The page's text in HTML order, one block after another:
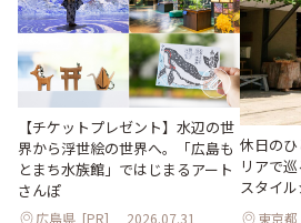
【チケットプレゼント】水辺の世
界から浮世絵の世界へ。「広島も
とまち水族館」ではじまるアート
さんぽ
広島県 [PR] 2026.07.31
休日の
リアで
スタイ
東京都